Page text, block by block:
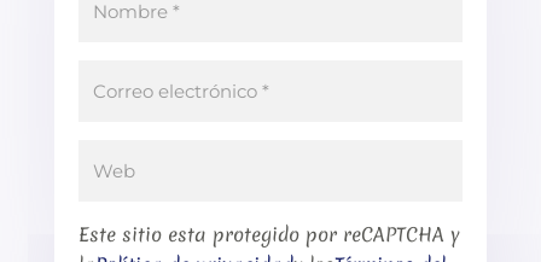
Este sitio esta protegido por reCAPTCHA y